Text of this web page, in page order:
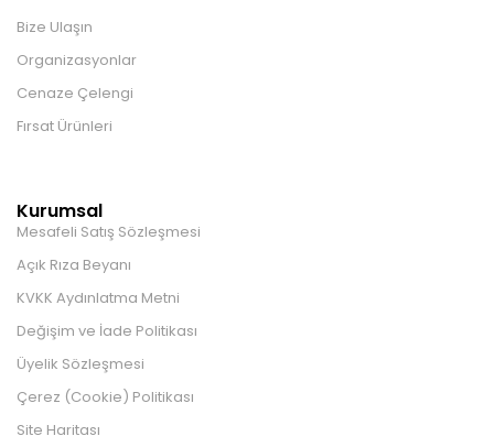
Bize Ulaşın
Organizasyonlar
Cenaze Çelengi
Fırsat Ürünleri
Kurumsal
Mesafeli Satış Sözleşmesi
Açık Rıza Beyanı
KVKK Aydınlatma Metni
Değişim ve İade Politikası
Üyelik Sözleşmesi
Çerez (Cookie) Politikası
Site Haritası